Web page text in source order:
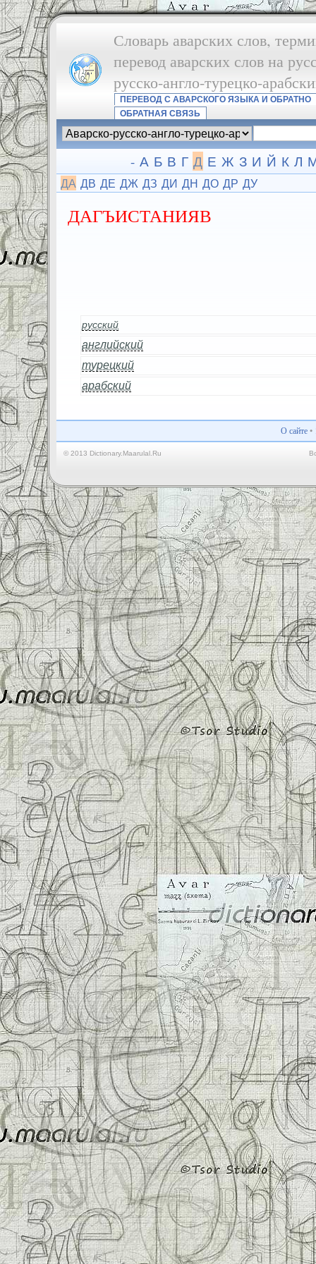
Словарь аварских слов,
перевод аварских слов на
русско-англо-турецко-
ПЕРЕВОД С АВАРСКОГО ЯЗЫКА И ОБРАТНО
ОБРАТНАЯ СВЯЗЬ
- А Б В Г Д Е Ж З И Й К Л
ДА ДВ ДЕ ДЖ ДЗ ДИ ДН ДО ДР ДУ
ДАГЪИСТАНИЯВ
русский
английский
турецкий
арабский
О сайте•
© 2013 Dictionary.Maarulal.Ru